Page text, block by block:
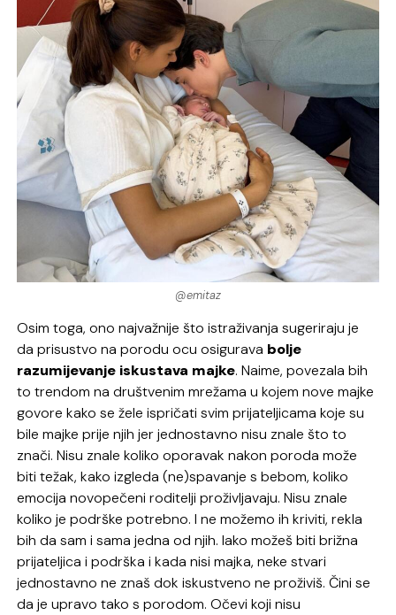
@emitaz
Osim toga, ono najvažnije što istraživanja sugeriraju je
da prisustvo na porodu ocu osigurava bolje
razumijevanje iskustava majke. Naime, povezala bih
to trendom na društvenim mrežama u kojem nove majke
govore kako se žele ispričati svim prijateljicama koje su
bile majke prije njih jer jednostavno nisu znale što to
znači. Nisu znale koliko oporavak nakon poroda može
biti težak, kako izgleda (ne)spavanje s bebom, koliko
emocija novopečeni roditelji proživljavaju. Nisu znale
koliko je podrške potrebno. I ne možemo ih kriviti, rekla
bih da sam i sama jedna od njih. Iako možeš biti brižna
prijateljica i podrška i kada nisi majka, neke stvari
jednostavno ne znaš dok iskustveno ne proživiš. Čini se
da je upravo tako s porodom. Očevi koji nisu